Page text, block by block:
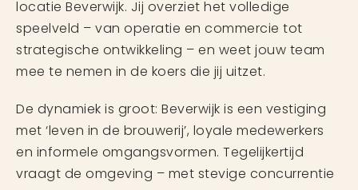
locatie Beverwijk. Jij overziet het volledige
speelveld – van operatie en commercie tot
strategische ontwikkeling – en weet jouw team
mee te nemen in de koers die jij uitzet.
De dynamiek is groot: Beverwijk is een vestiging
met ‘leven in de brouwerij’, loyale medewerkers
en informele omgangsvormen. Tegelijkertijd
vraagt de omgeving – met stevige concurrentie